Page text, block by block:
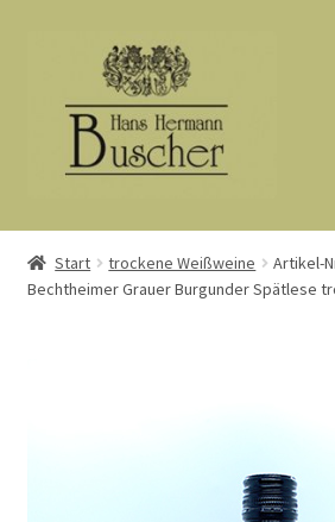
Navigation
springen
springen
Start
AGB
Start trockene Weißweine
Artikel-
Bechtheimer Grauer Burgunder Spätlese